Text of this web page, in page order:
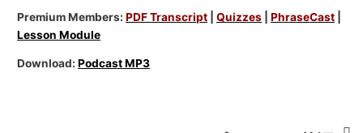
Premium Members:PDF Transcript |Quizzes |PhraseCast
Lesson Module
Download:Podcast MP3